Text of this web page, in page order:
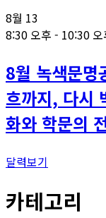
8월 13
8:30 오후 - 10:30 오
8월 녹색문명
흐까지, 다시
화와 학문의
달력보기
카테고리